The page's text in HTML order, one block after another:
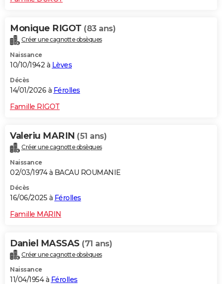
FORUM
Bricolage
Television
Monique RIGOT (83 ans)
Créer une cagnotte obsèques
Naissance
10/10/1942 à Lèves
Décès
14/01/2026 à Férolles
Famille RIGOT
Valeriu MARIN (51 ans)
Créer une cagnotte obsèques
Naissance
02/03/1974 à BACAU ROUMANIE
Décès
16/06/2025 à Férolles
Famille MARIN
Daniel MASSAS (71 ans)
Créer une cagnotte obsèques
Naissance
11/04/1954 à Férolles